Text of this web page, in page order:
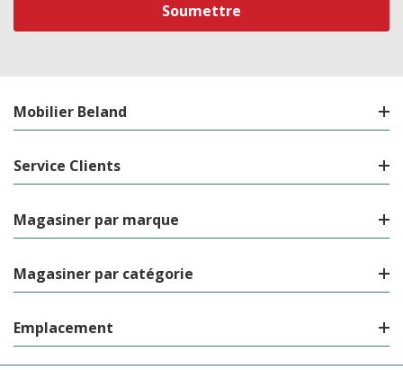
Mobilier Beland
Service Clients
Magasiner par marque
Magasiner par catégorie
Emplacement